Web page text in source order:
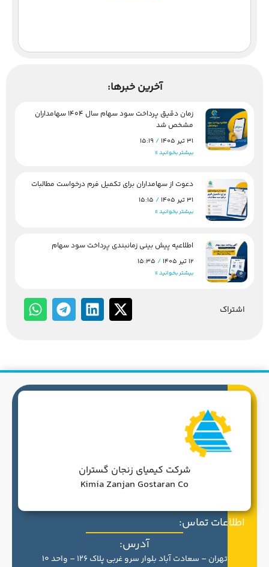
اشتراک
آخرین خبرها:
زمان دقیق پرداخت سود سهام سال 1404 سهامداران
مشخص شد
31 تیر 1405
بیشتر بخوانید »
دعوت از سهامداران برای تکمیل فرم درخواست مطالبات
31 تیر 1405
بیشتر بخوانید »
اطلاعیه پیش بینی زمانبندی پرداخت سود سهام
12 تیر 1405
بیشتر بخوانید »
اطلاعات تماس:
آدرس:
تهران – سعادت آباد بلوار سرو غربی پلاک 126 – واحد 10
شرکت کیمیای زنجان گستران
Kimia Zanjan Gostaran Co